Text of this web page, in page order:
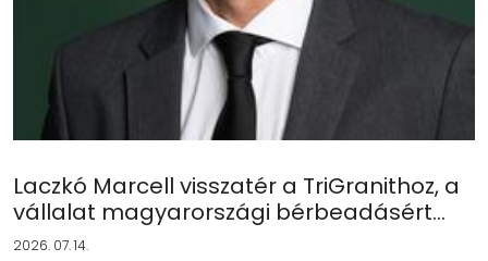
Laczkó Marcell visszatér a TriGranithoz, a
vállalat magyarországi bérbeadásért...
2026. 07. 14.